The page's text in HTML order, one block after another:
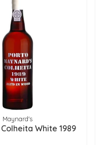
Maynard's
White 1989